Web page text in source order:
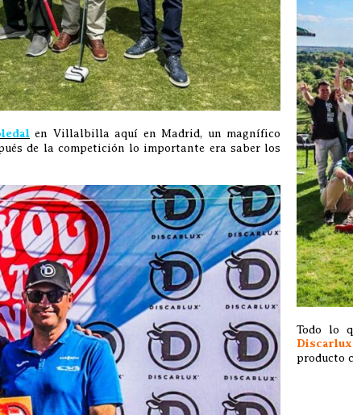
en Villalbilla aquí en Madrid, un magnífico
de la competición lo importante era saber los
Todo lo
Discarlux
producto